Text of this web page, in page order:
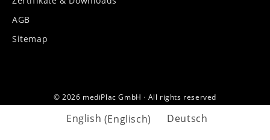
AGB
Sitemap
© 2026 mediPlac GmbH · All rights reserved
English (Englisch) Deutsch